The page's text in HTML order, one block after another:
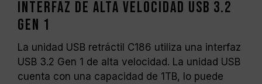
Interfaz de alta velocidad USB 3.2
Gen 1
La unidad USB retráctil C186 utiliza una interfaz
USB 3.2 Gen 1 de alta velocidad. La unidad USB
cuenta con una capacidad de 1TB, lo puede